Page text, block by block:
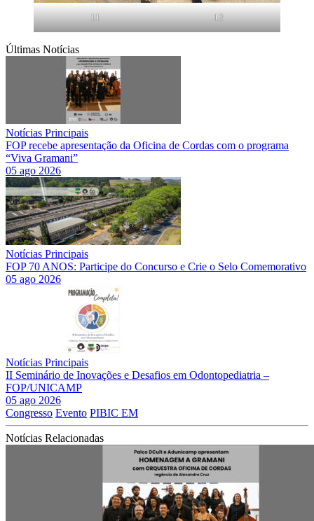
11 12
Últimas Notícias
Notícias Principais
FOP recebe apresentação da Oficina de Cordas com o programa
“Viva Gramani”
05 ago 2026
Notícias Principais
FOP 70 ANOS: Participe do Concurso e Crie o Selo Comemorativo
05 ago 2026
Notícias Principais
II Seminário de Inovações e Desafios em Odontopediatria –
FOP/UNICAMP
05 ago 2026
Congresso Evento PIBIC EM
Notícias Relacionadas